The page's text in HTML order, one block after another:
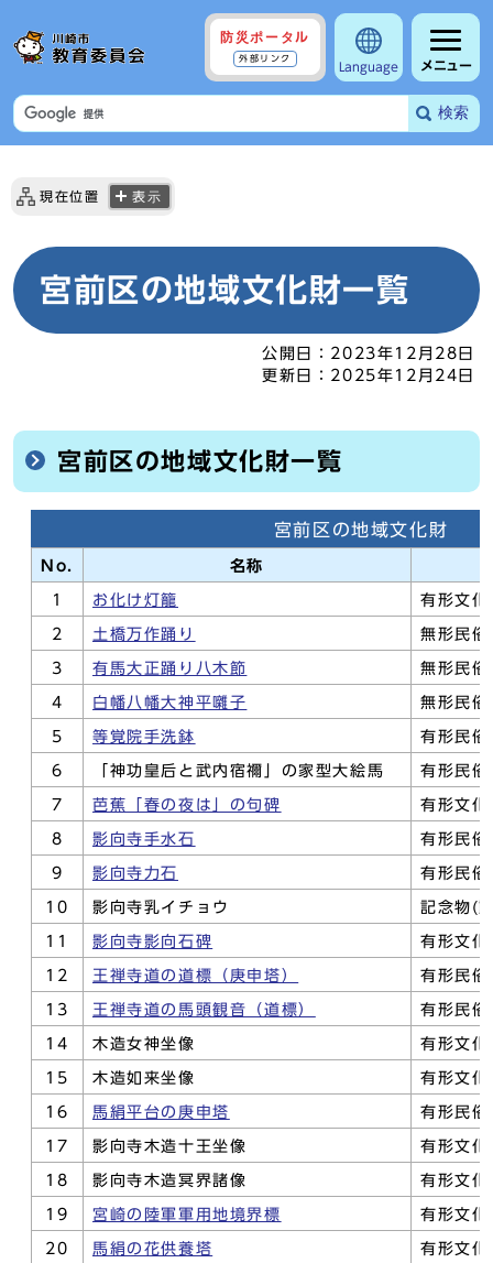
防災ポータル
外部リンク
Language メニュー
検索
現在位置 表示
宮前区の地域文化財一覧
公開日： 2023年12月28日
更新日： 2025年12月24日
宮前区の地域文化財一覧
宮前区の地域文化財
No. 名称
1 お化け灯籠 有形文化
2 土橋万作踊り 無形民俗
3 有馬大正踊り八木節 無形民俗
4 白幡八幡大神平囃子 無形民俗
5 等覚院手洗鉢 有形民俗
6 「神功皇后と武内宿禰」の家型大絵馬 有形民俗
7 芭蕉「春の夜は」の句碑 有形文化
8 影向寺手水石 有形民俗
9 影向寺力石 有形民俗
10 影向寺乳イチョウ 記念物(
11 影向寺影向石碑 有形文化
12 王禅寺道の道標（庚申塔） 有形民俗
13 王禅寺道の馬頭観音（道標） 有形民俗
14 木造女神坐像 有形文化
15 木造如来坐像 有形文化
16 馬絹平台の庚申塔 有形民俗
17 影向寺木造十王坐像 有形文化
18 影向寺木造冥界諸像 有形文化
19 宮崎の陸軍軍用地境界標 有形文化
20 馬絹の花供養塔 有形文化